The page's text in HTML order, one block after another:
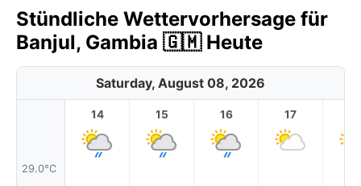
Stündliche Wettervorhersage für
Banjul, Gambia 🇬🇲 Heute
Saturday, August 08, 2026
29.0°C
14 15 16 17